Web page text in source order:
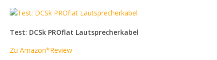
Test: DCSk PROflat Lautsprecherkabel
Zu Amazon*Review